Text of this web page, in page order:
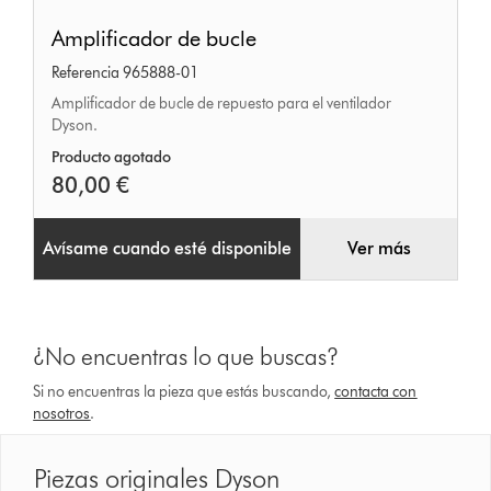
de
bucle
Amplificador de bucle
Referencia 965888-01
Amplificador de bucle de repuesto para el ventilador
Dyson.
Producto agotado
80,00 €
Avísame cuando esté disponible Ver más
¿No encuentras lo que buscas?
Si no encuentras la pieza que estás buscando,contacta con
nosotros.
Piezas originales Dyson